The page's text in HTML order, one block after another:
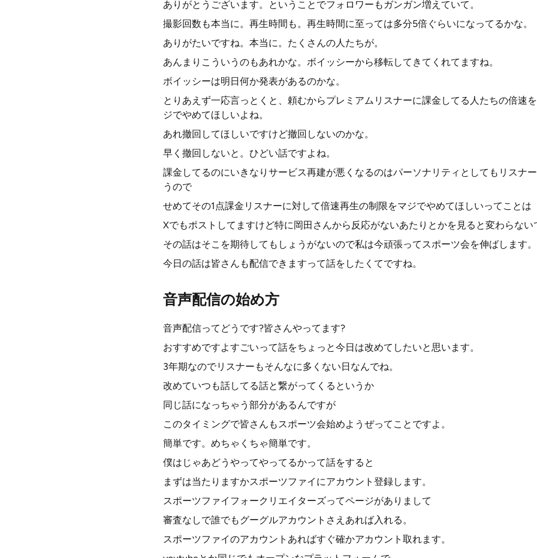
ありがとうございます。ということでフォロワーもガンガン増えていて。
撮影回数も本当に。再生時間も。再生時間に至っては多分5倍ぐらいになってるかな。
ありがたいですね。本当に。たくさんの人たちが。
あんまりこういうのもあれかな。ボイッシーから移転してきてくれてますね。
ボイッシーは明日何か発表があるのかな。
とりあえず一応言っとくと、頼むからプレミアムリスナーに課金してる人たちの倍速
ジでやめてほしいよね。
あれ撤回してほしいですけど撤回しないのかな。
早く撤回しないと。ひどい話ですよね。
課金してるのにいきなりサービス再建が悪くなるのはパーソナリティとしてもリスナ
うので
せめてその1点課金リスナーに対して倍速再生の制限をマジでやめてほしいってことは
Xでもポストしてますけど特に岡田さんから反応がないあたりとかを見ると変わらない
その話はそこを期待してもしょうがないので私は今頑張ってスポーツ会を伸ばします。
今日の話は皆さんも配信できますって話をしたくてですね。
音声配信の始め方
音声配信ってどうです?皆さんやってます?
おすすめですよすごいって話をちょっと今日は改めてしたいと思います。
3年期なのでリスナーもそんなに多くない日なんでね。
改めていつも話してる話と繋がってくるというか
同じ話になっちゃう部分があるんですが
このタイミングで皆さんもスポーツ会始めようぜってことですよ。
簡単です。めちゃくちゃ簡単です。
僕はじゃあどうやってやってるかって話をすると
まずは当たりますかスポーツファイにアカウント登録します。
スポーツファイフォークリエイターズってページがありまして
審査なしで誰でもグーグルアカウントさえあれば入れる。
スポーツファイのアカウントあればすぐ確かアカウント取れます。